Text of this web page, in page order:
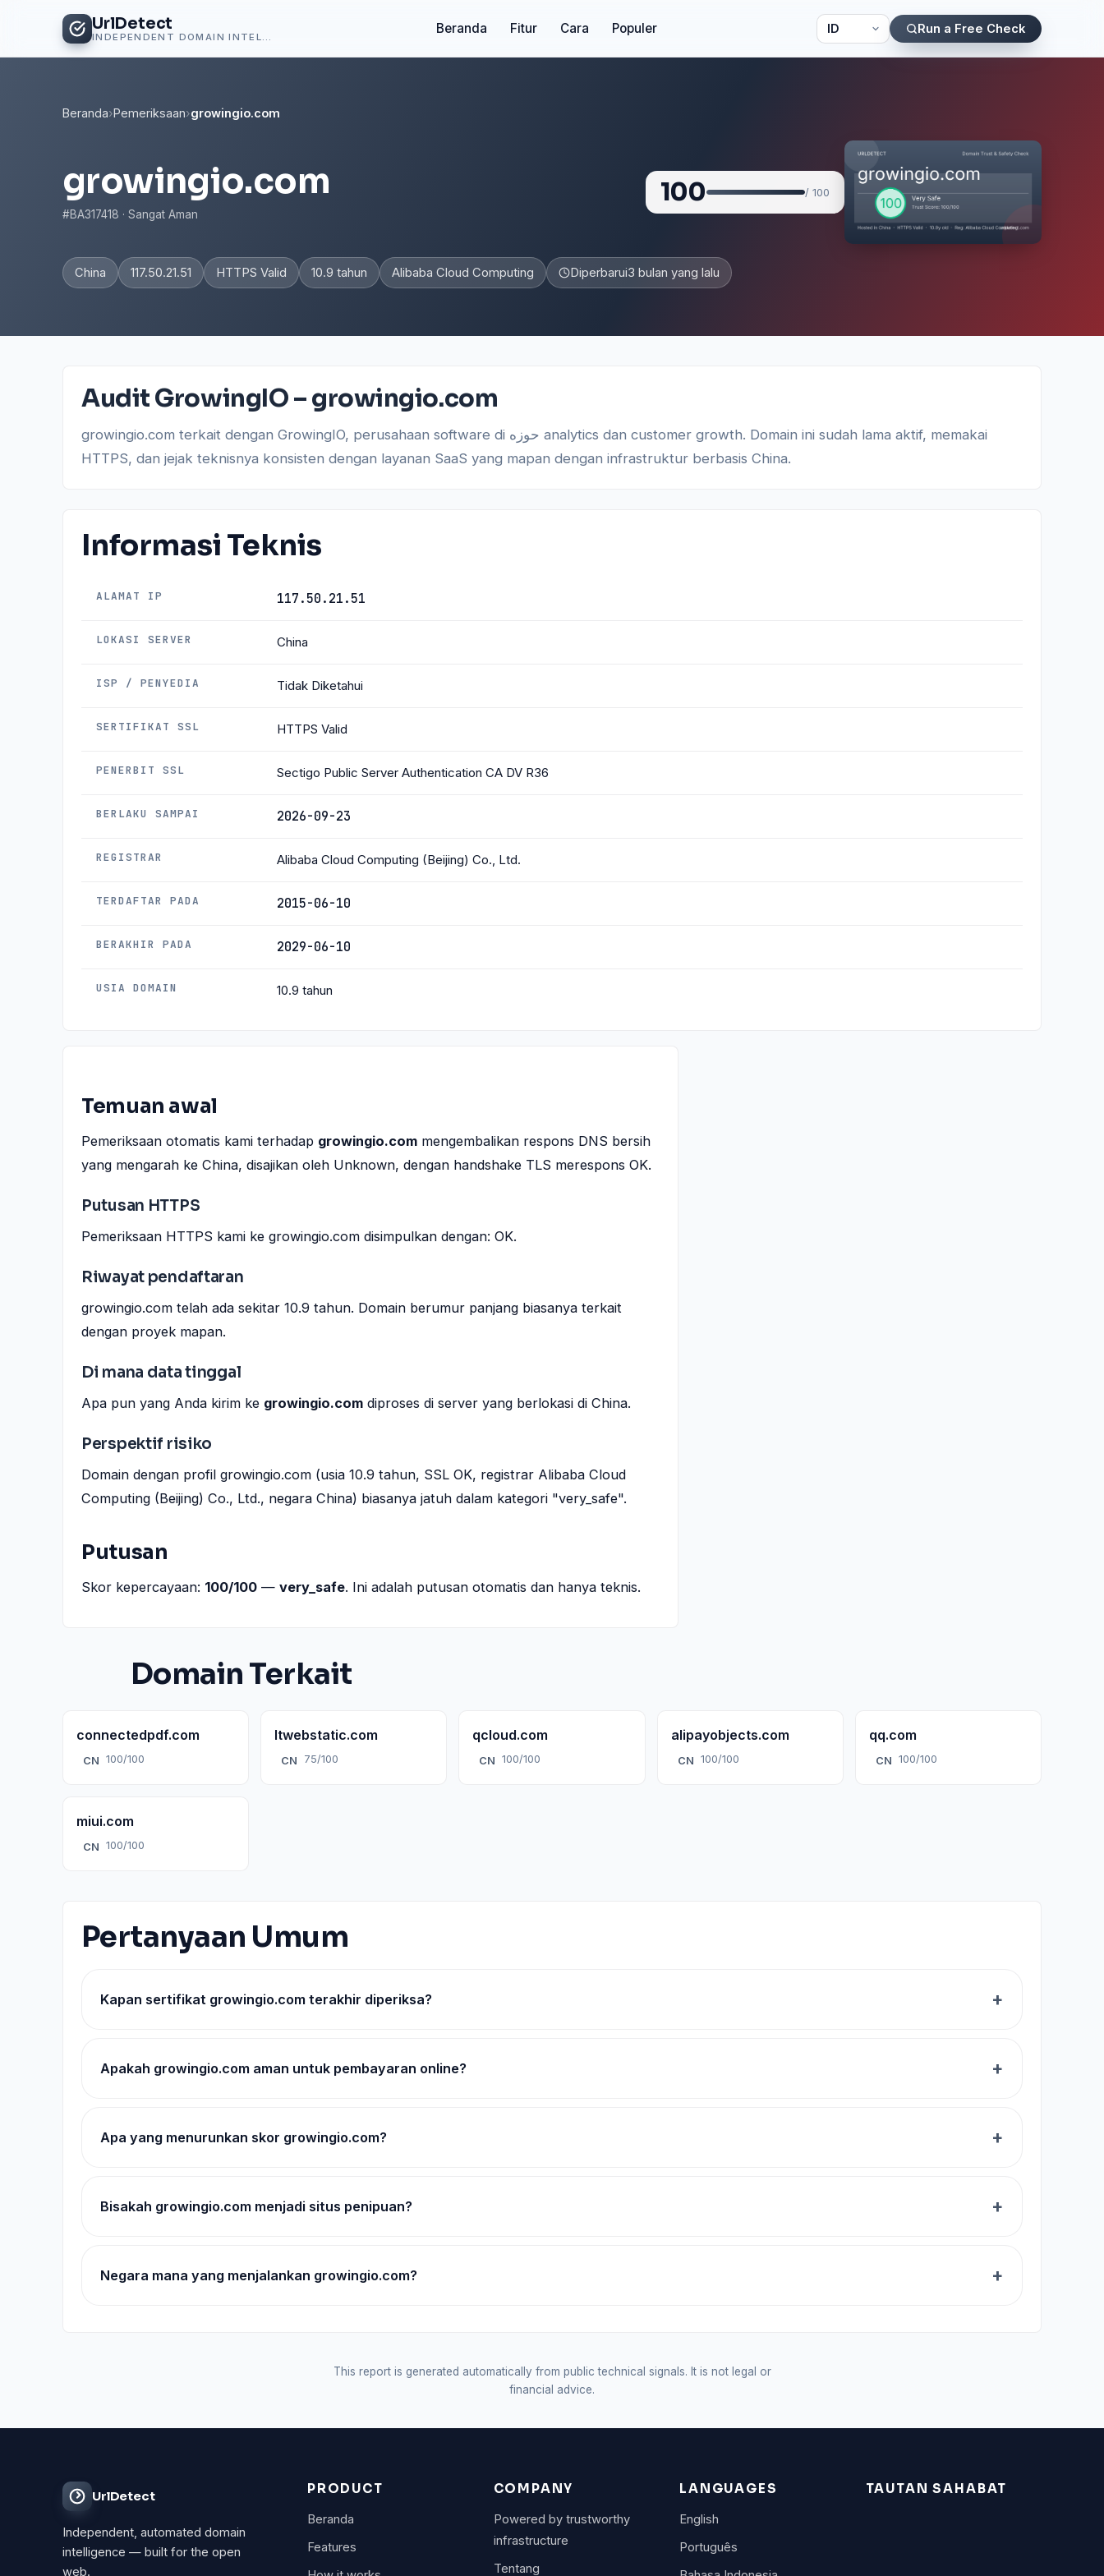
UrlDetect Beranda Fitur Cara Populer Run a Free Check
Beranda›Pemeriksaan›growingio.com
growingio.com
#BA317418 · Sangat Aman
100 / 100
China 117.50.21.51 HTTPS Valid 10.9 tahun Alibaba Cloud Computing Diperbarui3 bulan yang lalu
Audit GrowingIO – growingio.com
growingio.com terkait dengan GrowingIO, perusahaan software di حوزه analytics dan customer growth. Domain ini sudah lama aktif, memakai
HTTPS, dan jejak teknisnya konsisten dengan layanan SaaS yang mapan dengan infrastruktur berbasis China.
Informasi Teknis
ALAMAT IP 117.50.21.51
LOKASI SERVER China
ISP / PENYEDIA Tidak Diketahui
SERTIFIKAT SSL HTTPS Valid
PENERBIT SSL Sectigo Public Server Authentication CA DV R36
BERLAKU SAMPAI 2026-09-23
REGISTRAR Alibaba Cloud Computing (Beijing) Co., Ltd.
TERDAFTAR PADA 2015-06-10
BERAKHIR PADA 2029-06-10
USIA DOMAIN 10.9 tahun
Temuan awal
Pemeriksaan otomatis kami terhadap growingio.com mengembalikan respons DNS bersih
yang mengarah ke China, disajikan oleh Unknown, dengan handshake TLS merespons OK.
Putusan HTTPS
Pemeriksaan HTTPS kami ke growingio.com disimpulkan dengan: OK.
Riwayat pendaftaran
growingio.com telah ada sekitar 10.9 tahun. Domain berumur panjang biasanya terkait
dengan proyek mapan.
Di mana data tinggal
Apa pun yang Anda kirim ke growingio.com diproses di server yang berlokasi di China.
Perspektif risiko
Domain dengan profil growingio.com (usia 10.9 tahun, SSL OK, registrar Alibaba Cloud
Computing (Beijing) Co., Ltd., negara China) biasanya jatuh dalam kategori "very_safe".
Putusan
Skor kepercayaan: 100/100 — very_safe. Ini adalah putusan otomatis dan hanya teknis.
Domain Terkait
connectedpdf.com
CN 100/100
ltwebstatic.com
CN 75/100
qcloud.com
CN 100/100
alipayobjects.com
CN 100/100
qq.com
CN 100/100
miui.com
CN 100/100
Pertanyaan Umum
Kapan sertifikat growingio.com terakhir diperiksa?
Apakah growingio.com aman untuk pembayaran online?
Apa yang menurunkan skor growingio.com?
Bisakah growingio.com menjadi situs penipuan?
Negara mana yang menjalankan growingio.com?
This report is generated automatically from public technical signals. It is not legal or
financial advice.
UrlDetect
Independent, automated domain
intelligence — built for the open
web.
PRODUCT
Beranda
Features
COMPANY
Powered by trustworthy
infrastructure
Tentang
LANGUAGES
English
Português
TAUTAN SAHABAT